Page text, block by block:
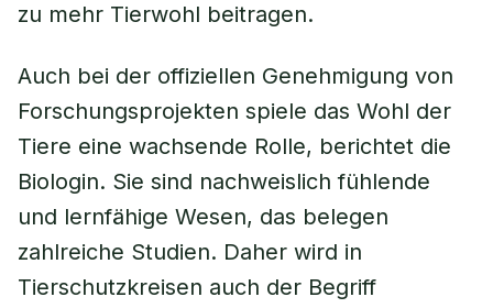
zu mehr Tierwohl beitragen.
Auch bei der offiziellen Genehmigung von
Forschungsprojekten spiele das Wohl der
Tiere eine wachsende Rolle, berichtet die
Biologin. Sie sind nachweislich fühlende
und lernfähige Wesen, das belegen
zahlreiche Studien. Daher wird in
Tierschutzkreisen auch der Begriff